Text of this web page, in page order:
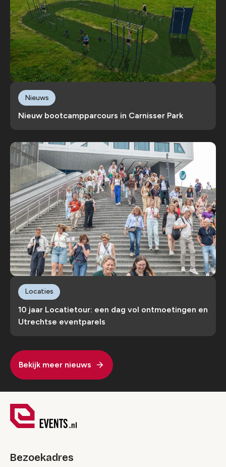
Nieuw bootcampparcours in Carnisser Park
Nieuws
10 jaar Locatietour: een dag vol ontmoetingen en
Utrechtse eventparels
Locaties
Bekijk meer nieuws
Bezoekadres